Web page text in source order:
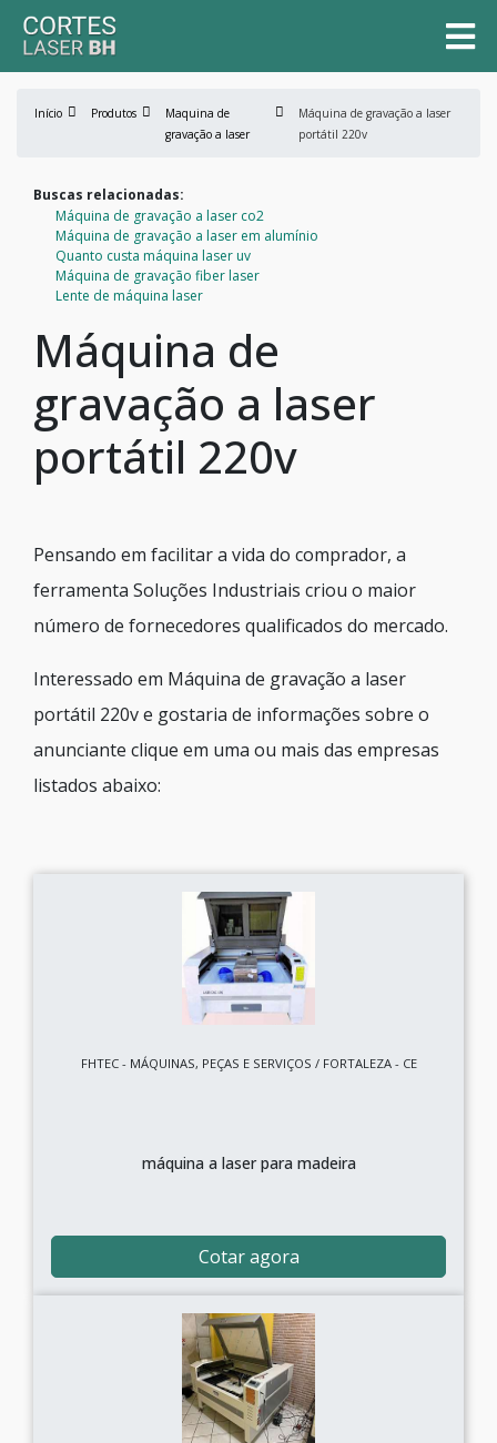
Início Produtos
Maquina de
gravação a laser
Máquina de gravação a laser
portátil 220v
Buscas relacionadas:
Máquina de gravação a laser co2
Máquina de gravação a laser em alumínio
Quanto custa máquina laser uv
Máquina de gravação fiber laser
Lente de máquina laser
Máquina de
gravação a laser
portátil 220v
Pensando em facilitar a vida do comprador, a
ferramenta Soluções Industriais criou o maior
número de fornecedores qualificados do mercado.
Interessado em Máquina de gravação a laser
portátil 220v e gostaria de informações sobre o
anunciante clique em uma ou mais das empresas
listados abaixo:
FHTEC - MÁQUINAS, PEÇAS E SERVIÇOS / FORTALEZA - CE
máquina a laser para madeira
Cotar agora